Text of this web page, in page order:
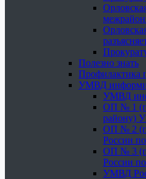
Полезно знать
Профилактика
УМВД
УМВД
ОП № 1
району)
ОП № 2
России
ОП № 3
России
УМВД